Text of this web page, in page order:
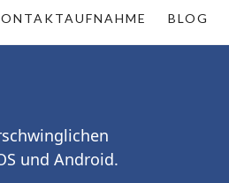
BLOG
und Android.